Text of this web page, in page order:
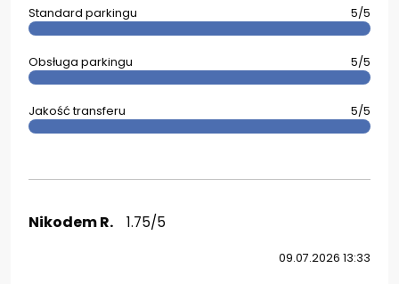
Standard parkingu 5/5
Obsługa parkingu 5/5
Jakość transferu 5/5
Nikodem R. 1.75/5
09.07.2026 13:33